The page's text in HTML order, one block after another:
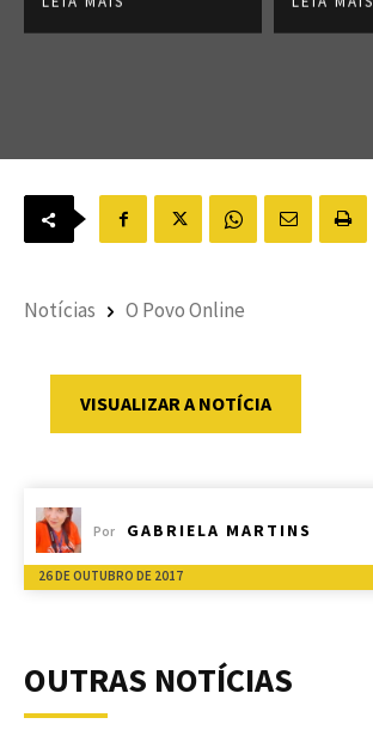
Notícias O Povo Online
VISUALIZAR A NOTÍCIA
Por GABRIELA MARTINS
26 DE OUTUBRO DE 2017
OUTRAS NOTÍCIAS